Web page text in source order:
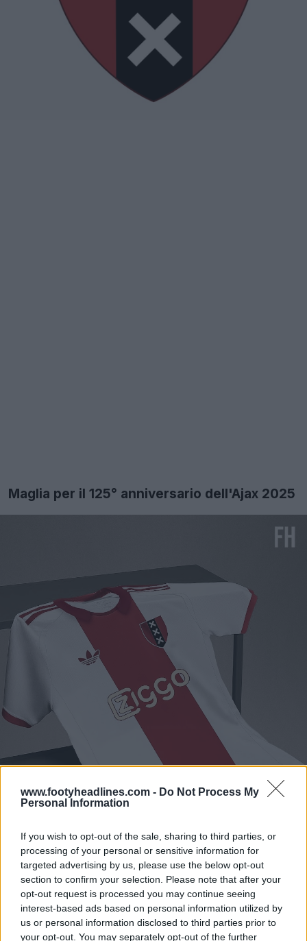
www.footyheadlines.com - Do Not Process My
Personal Information
If you wish to opt-out of the sale, sharing to third parties, or
processing of your personal or sensitive information for
targeted advertising by us, please use the below opt-out
section to confirm your selection. Please note that after your
opt-out request is processed you may continue seeing
interest-based ads based on personal information utilized by
us or personal information disclosed to third parties prior to
your opt-out. You may separately opt-out of the further
Maglia per il 125° anniversario dell'Ajax 2025